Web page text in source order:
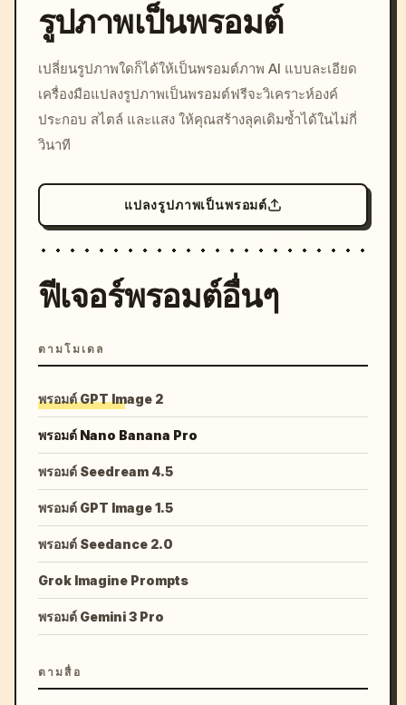
c, cyberpunk sunset, neon
colors, 8k --v 6.0
รูปภาพเป็นพรอมต์
เปลี่ยนรูปภาพใดก็ได้ให้เป็นพรอมต์ภาพ AI แบบละเอียด
เครื่องมือแปลงรูปภาพเป็นพรอมต์ฟรีจะวิเคราะห์องค์
ประกอบ สไตล์ และแสง ให้คุณสร้างลุคเดิมซ้ำได้ในไม่กี่
วินาที
แปลงรูปภาพเป็นพรอมต์
ฟีเจอร์พรอมต์อื่นๆ
ตามโมเดล
พรอมต์ GPT Image 2
พรอมต์ Nano Banana Pro
พรอมต์ Seedream 4.5
พรอมต์ GPT Image 1.5
พรอมต์ Seedance 2.0
Grok Imagine Prompts
พรอมต์ Gemini 3 Pro
ตามสื่อ